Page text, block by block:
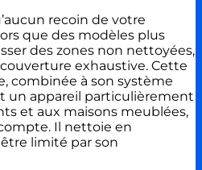
recoin de votre
que des modèles plus
des zones non nettoyées,
exhaustive. Cette
combinée à son système
un appareil particulièrement
et aux maisons meublées,
Il nettoie en
limité par son